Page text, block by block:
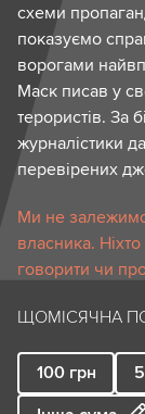
схеми
показуємо
ворогами
Маск писав у
терористів. За
журналістики
перевірених
Ми не
власника.
говорити чи
ЩОМІСЯЧНА
100 грн